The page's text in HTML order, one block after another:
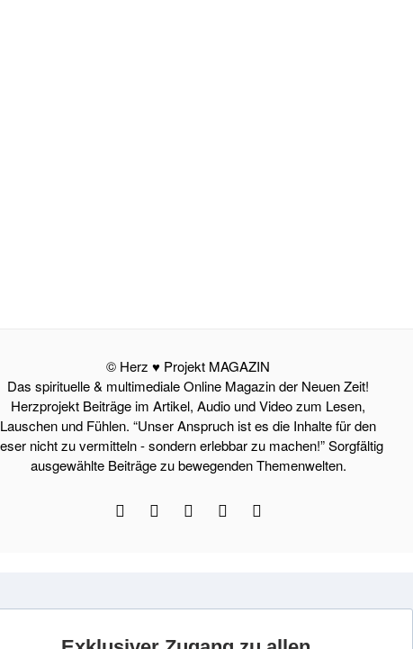
© Herz ♥ Projekt MAGAZIN
Das spirituelle & multimediale Online Magazin der Neuen Zeit!
Herzprojekt Beiträge im Artikel, Audio und Video zum Lesen,
Lauschen und Fühlen. “Unser Anspruch ist es die Inhalte für den
nicht zu vermitteln - sondern erlebbar zu machen!” Sorgfältig
ausgewählte Beiträge zu bewegenden Themenwelten.